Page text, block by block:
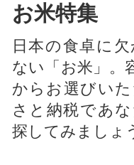
お米特集
日本の食卓に
ない「お米」。
からお選びい
さと納税であ
探してみましょ